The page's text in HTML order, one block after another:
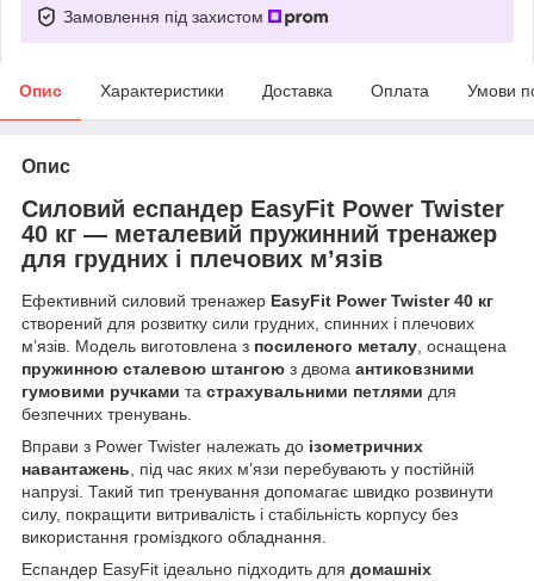
Замовлення під захистом
Опис Характеристики Доставка Оплата Умови
Опис
Силовий еспандер EasyFit Power Twister
40 кг — металевий пружинний тренажер
для грудних і плечових м’язів
Ефективний силовий тренажер EasyFit Power Twister 40 кг
створений для розвитку сили грудних, спинних і плечових
м’язів. Модель виготовлена з посиленого металу, оснащена
пружинною сталевою штангою з двома антиковзними
гумовими ручками та страхувальними петлями для
безпечних тренувань.
Вправи з Power Twister належать до ізометричних
навантажень, під час яких м’язи перебувають у постійній
напрузі. Такий тип тренування допомагає швидко розвинути
силу, покращити витривалість і стабільність корпусу без
використання громіздкого обладнання.
Еспандер EasyFit ідеально підходить для домашніх